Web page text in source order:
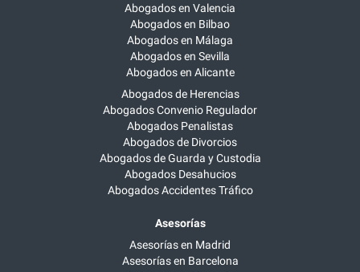
Abogados en Valencia
Abogados en Bilbao
Abogados en Málaga
Abogados en Sevilla
Abogados en Alicante
Abogados de Herencias
Abogados Convenio Regulador
Abogados Penalistas
Abogados de Divorcios
Abogados de Guarda y Custodia
Abogados Desahucios
Abogados Accidentes Tráfico
Asesorías
Asesorías en Madrid
Asesorías en Barcelona